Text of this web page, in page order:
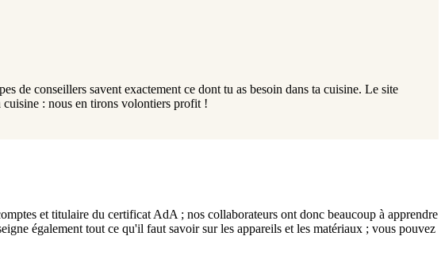
de conseillers savent exactement ce dont tu as besoin dans ta cuisine. Le site
: nous en tirons volontiers profit !
et titulaire du certificat AdA ; nos collaborateurs ont donc beaucoup à apprendre
également tout ce qu'il faut savoir sur les appareils et les matériaux ; vous pouvez